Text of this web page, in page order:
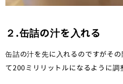
２.缶詰の汁を入れる
缶詰の汁を先に入れるのですがそ
て200ミリリットルになるように調